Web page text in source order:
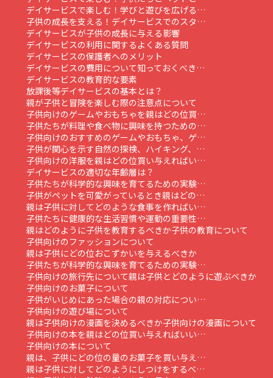
デイサービスで楽しむ！学びと遊びを広げる…
子供の成長を支える！デイサービスでのスタ…
デイサービスが子供の成長に与える影響
デイサービスの利用に関するよくある質問
デイサービスの保護者へのメリット
デイサービスの費用について知っておくべき…
デイサービスの教育的な要素
放課後等デイサービスの基本とは？
親が子供と冒険を楽しむ際の注意点について
子供向けのゲームやおもちゃを親はどの位買…
子供たちが料理や食べ物に興味を持つための…
子供向けのおすすめのゲームやおもちゃ、ゲ…
子供が関心を示す自然の探検、ハイキング、…
子供向けの洋服を親はどの位買い与えればい…
デイサービスの適切な年齢層は？
子供たちが科学的な興味を育てるための実験…
子供がペットを可愛がっているとき親はどの…
親は子供に対してどのような食事を作ればい…
子供たちに健康的な生活習慣や運動の重要性…
親はどのように子供を教育するべきか子供の教育について
子供向けのファッションについて
親は子供にどの位おこずかいを与えるべきか
子供たちが科学的な興味を育てるための実験…
子供向けの旅行先について親は子供とどのように遊ぶべきか
子供向けのお菓子について
子供がいじめにあった場合の親の対応につい…
子供向けの遊び場について
親は子供向けの漫画を決めるべきか子供向けの漫画について
子供向けの本を親はどの位買い与えればいい…
子供向けの本について
親は、子供にどの位の量のお菓子を買い与え…
親は子供に対してどのようにしつけをするべ…